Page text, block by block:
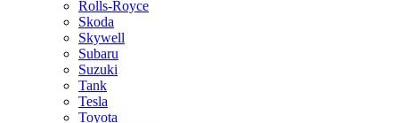
Rolls-Royce
Skoda
Skywell
Subaru
Suzuki
Tank
Tesla
Toyota